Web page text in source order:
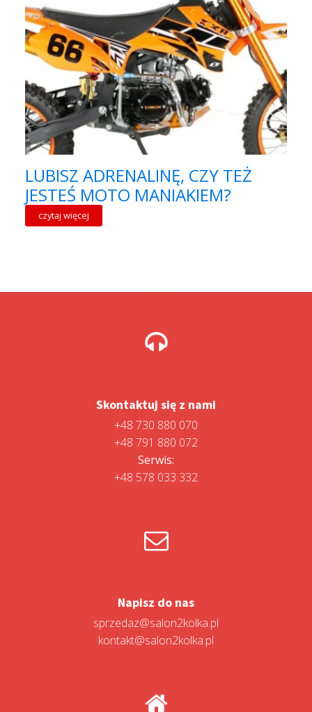
LUBISZ ADRENALINĘ, CZY TEŻ
JESTEŚ MOTO MANIAKIEM?
czytaj więcej
Skontaktuj się z nami
+48 730 880 070
+48 791 880 072
Serwis:
+48 578 033 332
Napisz do nas
sprzedaz@salon2kolka.pl
kontakt@salon2kolka.pl